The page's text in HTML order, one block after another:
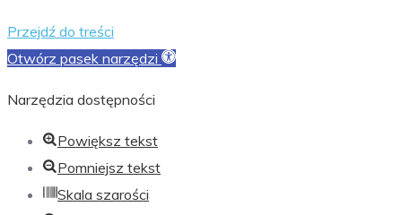
Przejdź do treści
Otwórz pasek narzędzi
Narzędzia dostępności
Powiększ tekst
Pomniejsz tekst
Skala szarości